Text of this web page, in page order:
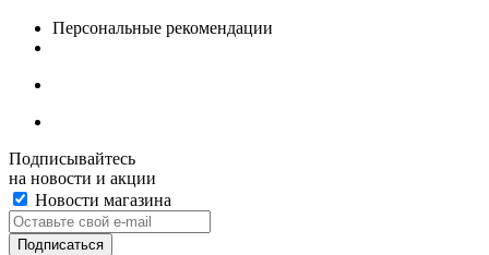
Персональные рекомендации
Подписывайтесь
на новости и акции
Новости магазина